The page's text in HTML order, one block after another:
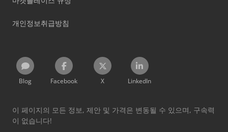
개인정보취급방침
Blog Facebook X LinkedIn
이 페이지의 모든 정보, 제안 및 가격은 변동될 수 있으며, 구속력
이 없습니다!